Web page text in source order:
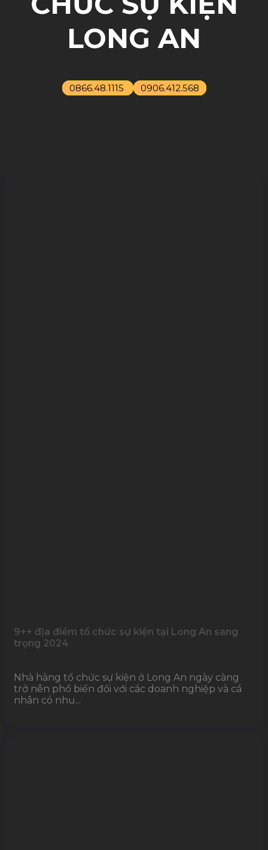
LONG AN
0866.48.1115 0906.412.568
9++ địa điểm tổ chức sự kiện tại Long An sang
trọng 2024
Nhà hàng tổ chức sự kiện ở Long An ngày càng
trở nên phổ biến đối với các doanh nghiệp và cá
nhân có nhu...